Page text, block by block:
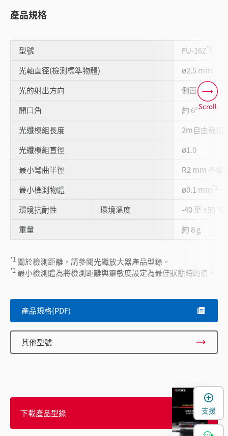
產品規格
型號 FU-16Z*1
光軸直徑(檢測標準物體)
ø2.5 mm
光的射出方向
側面
開口角
約 6°
光纖模組長度
2m自由裁切
光纖模組直徑
ø1.0
最小彎曲半徑
R2 mm 不彎
最小檢測物體
ø0.1 mm*2
環境抗耐性 環境溫度
-40 至 +50 °C
重量
約 8 g
*1 關於檢測距離，請參閱光纖放大器產品型錄。
*2 最小檢測體為將檢測距離與靈敏度設定為最佳狀態時的值。
Scroll
產品規格(PDF)
其他型號
下載產品型錄
支援